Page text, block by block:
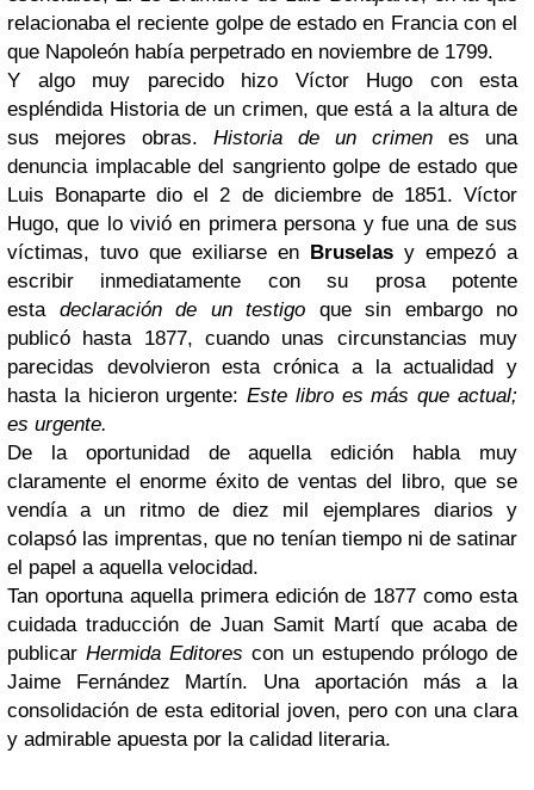
relacionaba el reciente golpe de estado en Francia con el
que Napoleón había perpetrado en noviembre de 1799.
Y algo muy parecido hizo Víctor Hugo con esta
espléndida Historia de un crimen, que está a la altura de
sus mejores obras. Historia de un crimen es una
denuncia implacable del sangriento golpe de estado que
Luis Bonaparte dio el 2 de diciembre de 1851. Víctor
Hugo, que lo vivió en primera persona y fue una de sus
víctimas, tuvo que exiliarse en Bruselas y empezó a
escribir inmediatamente con su prosa potente
esta declaración de un testigo que sin embargo no
publicó hasta 1877, cuando unas circunstancias muy
parecidas devolvieron esta crónica a la actualidad y
hasta la hicieron urgente:Este libro es más que actual;
es urgente.
De la oportunidad de aquella edición habla muy
claramente el enorme éxito de ventas del libro, que se
vendía a un ritmo de diez mil ejemplares diarios y
colapsó las imprentas, que no tenían tiempo ni de satinar
el papel a aquella velocidad.
Tan oportuna aquella primera edición de 1877 como esta
cuidada traducción de Juan Samit Martí que acaba de
publicar Hermida Editores con un estupendo prólogo de
Jaime Fernández Martín. Una aportación más a la
consolidación de esta editorial joven, pero con una clara
y admirable apuesta por la calidad literaria.